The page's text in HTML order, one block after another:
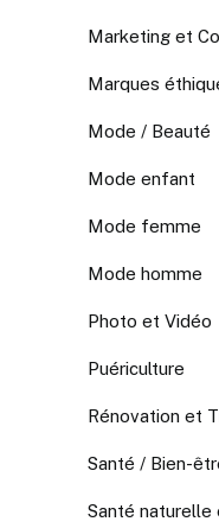
Marketing et
Marques
Mode / Beauté
Mode enfant
Mode femme
Mode homme
Photo et Vidéo
Puériculture
Rénovation et
Santé / Bien-
Santé